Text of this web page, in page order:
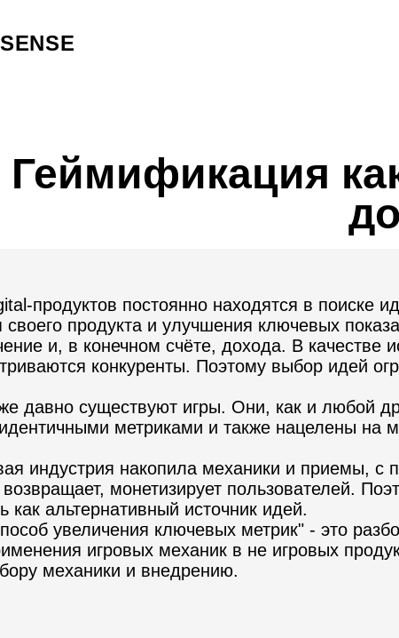
SENSE
Геймификация
продуктов постоянно находятся в поиске
продукта и улучшения ключевых
и, в конечном счёте, дохода. В качестве
конкуренты. Поэтому выбор идей
давно существуют игры. Они, как и любой
метриками и также нацелены на
индустрия накопила механики и приемы, с
монетизирует пользователей.
как альтернативный источник идей.
увеличения ключевых метрик" - это
игровых механик в не игровых
механики и внедрению.